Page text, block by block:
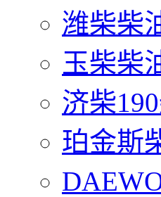
潍柴柴
玉柴柴
济柴
珀金斯